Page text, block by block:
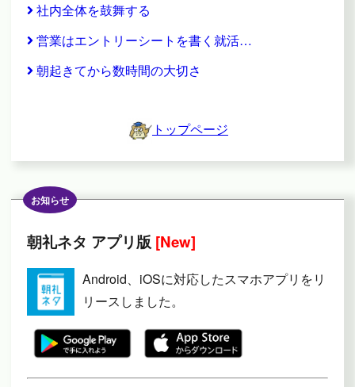
社内全体を鼓舞する
営業はエントリーシートを書く就活…
朝起きてから数時間の大切さ
トップページ
お知らせ
朝礼ネタ アプリ版 [New]
Android、iOSに対応したスマホアプリをリ
リースしました。